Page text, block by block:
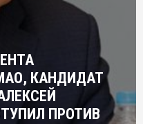
КАНДИДАТ
ПРОТИВ